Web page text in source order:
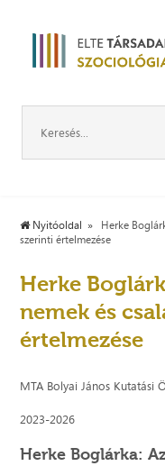
Nyitóoldal
Herke
szerinti értelmezése
Herke
nemek és
értelmezése
MTA Bolyai János Kutatási
2023-2026
Herke Boglárka: